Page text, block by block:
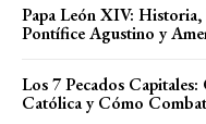
Papa León XIV: Historia,
Pontífice Agustino y
Los 7 Pecados
Católica y Cómo